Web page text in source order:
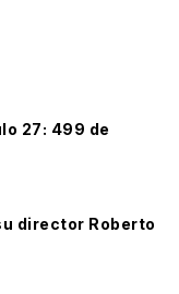
27: 499 de
director Roberto